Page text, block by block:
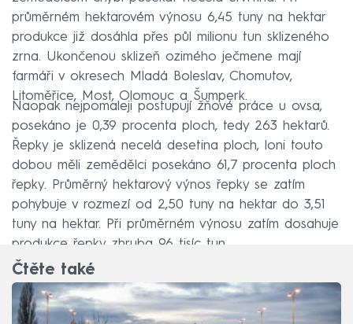
průměrném hektarovém výnosu 6,45 tuny na hektar
produkce již dosáhla přes půl milionu tun sklizeného
zrna. Ukončenou sklizeň ozimého ječmene mají
farmáři v okresech Mladá Boleslav, Chomutov,
Litoměřice, Most, Olomouc a Šumperk.
Naopak nejpomaleji postupují žňové práce u ovsa,
posekáno je 0,39 procenta ploch, tedy 263 hektarů.
Řepky je sklizená necelá desetina ploch, loni touto
dobou měli zemědělci posekáno 61,7 procenta ploch
řepky. Průměrný hektarový výnos řepky se zatím
pohybuje v rozmezí od 2,50 tuny na hektar do 3,51
tuny na hektar. Při průměrném výnosu zatím dosahuje
produkce řepky zhruba 96 tisíc tun.
Čtěte také